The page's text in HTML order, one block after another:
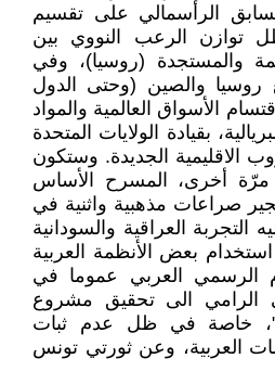
الرأسمالي على تقسيم
توازن الرعب النووي بين
والمستجدة (روسيا)، وفي
والصين (وحتى الدول
الأسواق العالمية والمواد
بقيادة الولايات المتحدة
الاقليمية الجديدة. وستكون
أخرى، المسرح الأساس
صراعات مذهبية واثنية في
العراقية والسودانية
بعض الأنظمة العربية
الرسمي العربي عموما في
الرامي الى تحقيق مشروع
خاصة في ظل عدم ثبات
العربية، وعن ثورتي تونس